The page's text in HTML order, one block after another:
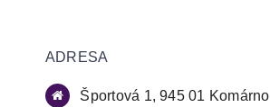
ADRESA
Športová 1, 945 01 Komárno